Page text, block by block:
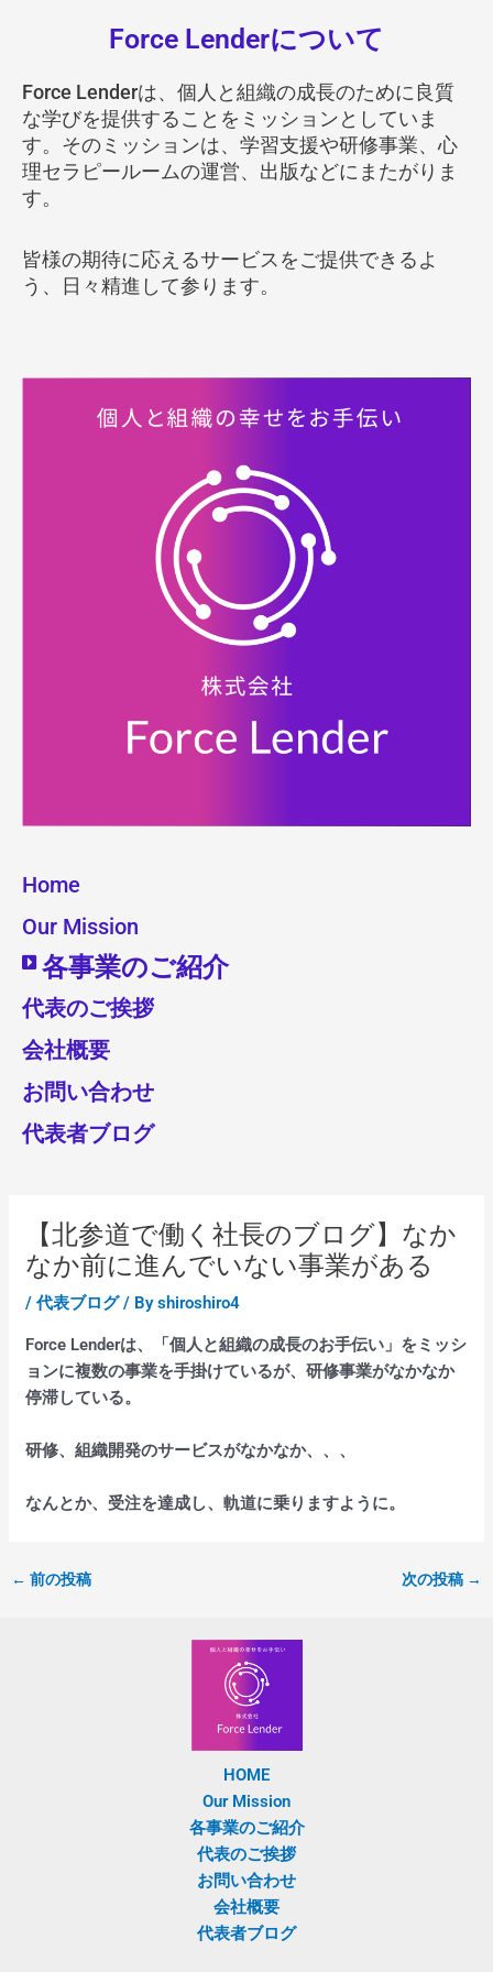
Force Lenderについて
Force Lenderは、個人と組織の成長のために良質
な学びを提供することをミッションとしていま
す。そのミッションは、学習支援や研修事業、心
理セラピールームの運営、出版などにまたがりま
す。
皆様の期待に応えるサービスをご提供できるよ
う、日々精進して参ります。
Home
Our Mission
各事業のご紹介
代表のご挨拶
会社概要
お問い合わせ
代表者ブログ
【北参道で働く社長のブログ】なか
なか前に進んでいない事業がある
/代表ブログ/ Byshiroshiro4
Force Lenderは、「個人と組織の成長のお手伝い」をミッシ
ョンに複数の事業を手掛けているが、研修事業がなかなか
停滞している。
研修、組織開発のサービスがなかなか、、、
なんとか、受注を達成し、軌道に乗りますように。
← 前の投稿 次の投稿 →
HOME
Our Mission
各事業のご紹介
代表のご挨拶
お問い合わせ
会社概要
代表者ブログ